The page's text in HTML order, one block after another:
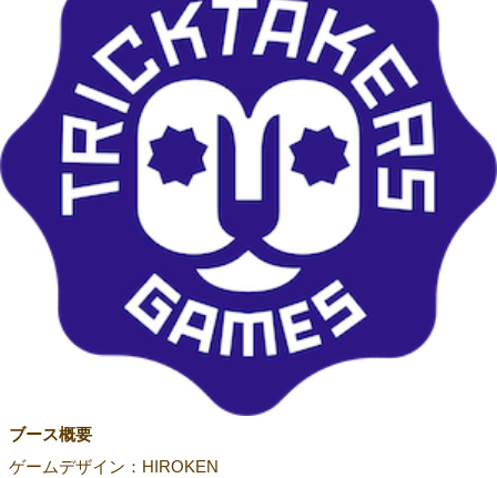
ブース概要
ゲームデザイン：HIROKEN